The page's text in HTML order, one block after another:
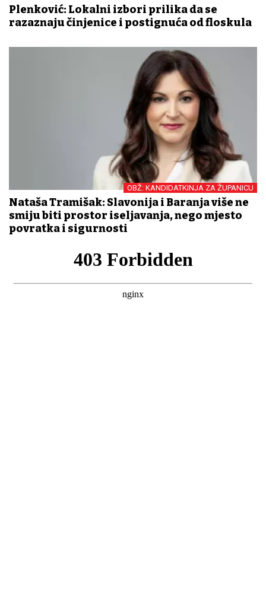
Plenković: Lokalni izbori prilika da se
razaznaju činjenice i postignuća od floskula
OBŽ: KANDIDATKINJA ZA ŽUPANICU
Nataša Tramišak: Slavonija i Baranja više ne
smiju biti prostor iseljavanja, nego mjesto
povratka i sigurnosti